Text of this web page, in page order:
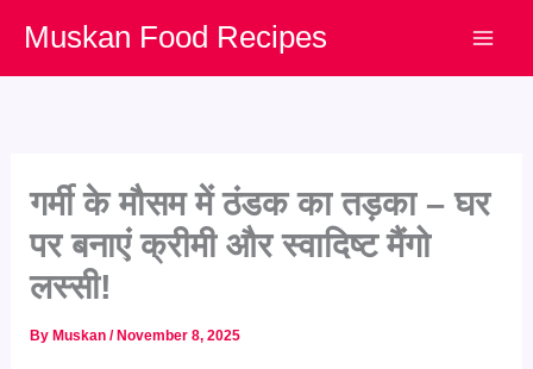
content
Muskan Food Recipes
गर्मी के मौसम में ठंडक का तड़का – घर
पर बनाएं क्रीमी और स्वादिष्ट मैंगो
लस्सी!
By Muskan/ November 8, 2025